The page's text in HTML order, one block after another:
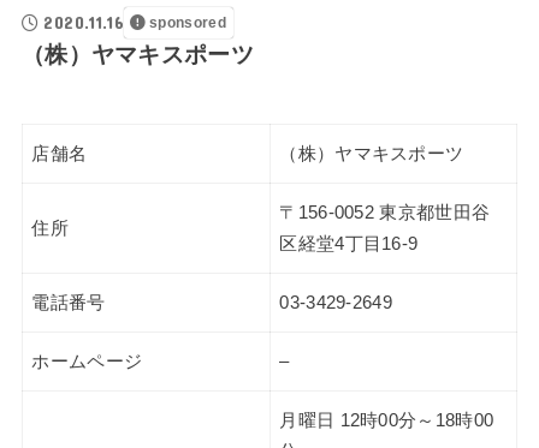
2020.11.16 sponsored
（株）ヤマキスポーツ
店舗名 （株）ヤマキスポーツ
住所
〒156-0052 東京都世田谷
区経堂4丁目16-9
電話番号 03-3429-2649
ホームページ –
月曜日 12時00分～18時00